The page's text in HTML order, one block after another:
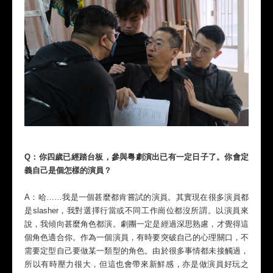
Q：你四歲已經踏台板，參與粵劇演出已有一定日子了。你會定
義自己是個怎樣的演員？
A：哈……我是一個甚麼都肯嘗試的演員。其實現在很多演員都
是slasher，我對選擇行當或不同工作崗位都沒所謂。以演員來
說，我傾向甚麼角色都演。劇團一定是經過深思熟慮，才覺得這
個角色適合你。作為一個演員，有時要突破自己的心理關口，不
需要定型自己要做某一類型的角色。由於很多事情都未接觸過，
所以有時壓力很大，但這也會帶來新鮮感，亦是做演員好玩之